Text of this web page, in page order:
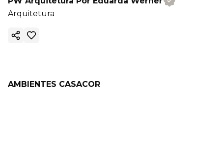
Arquitetura
Copiar enlace
AMBIENTES CASACOR